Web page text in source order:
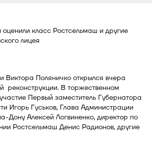
Поляничко открылся вчера
реконструкции. В торжественном
Первый заместитель Губернатора
Игорь Гуськов, Глава Администрации
Дону Алексей Логвиненко, директор по
Ростсельмаш Денис Радионов, другие